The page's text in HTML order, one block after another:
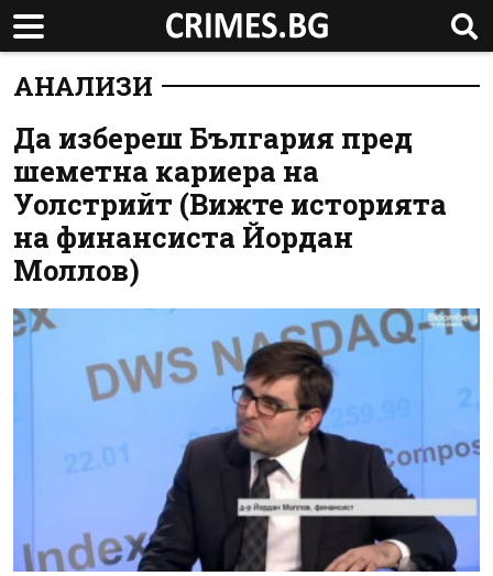
АНАЛИЗИ
Да избереш България пред
шеметна кариера на
Уолстрийт (Вижте историята
на финансиста Йордан
Моллов)